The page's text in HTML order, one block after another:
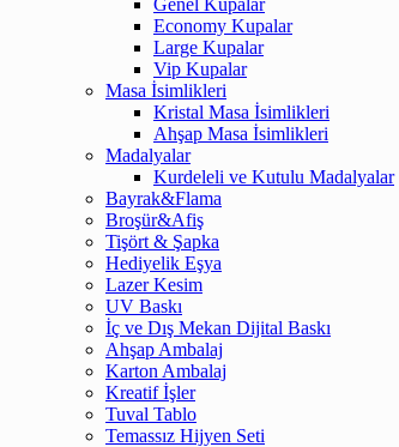
Economy Kupalar
Large Kupalar
Vip Kupalar
Masa İsimlikleri
Kristal Masa İsimlikleri
Ahşap Masa İsimlikleri
Madalyalar
Kurdeleli ve Kutulu Madalyalar
Bayrak&Flama
Broşür&Afiş
Tişört & Şapka
Hediyelik Eşya
Lazer Kesim
UV Baskı
İç ve Dış Mekan Dijital Baskı
Ahşap Ambalaj
Karton Ambalaj
Kreatif İşler
Tuval Tablo
Temassız Hijyen Seti